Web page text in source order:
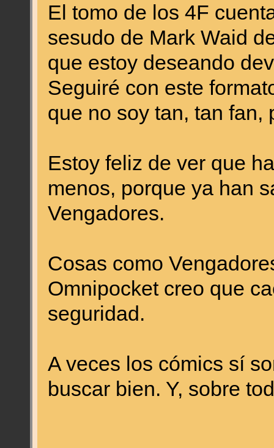
El tomo de los 4F
sesudo de Mark Waid
que estoy deseando
Seguiré con este
que no soy tan, tan fan,
Estoy feliz de ver que
menos, porque ya han
Vengadores.
Cosas como
Omnipocket creo que
seguridad.
A veces los cómics sí
buscar bien. Y, sobre